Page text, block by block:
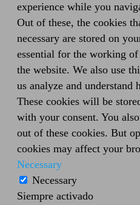
experience while you
Out of these, the cookies
necessary are stored on
essential for the working
the website. We also use
us analyze and understand
These cookies will be
with your consent. You
out of these cookies. But
cookies may affect your
Necessary
Necessary
Siempre activado